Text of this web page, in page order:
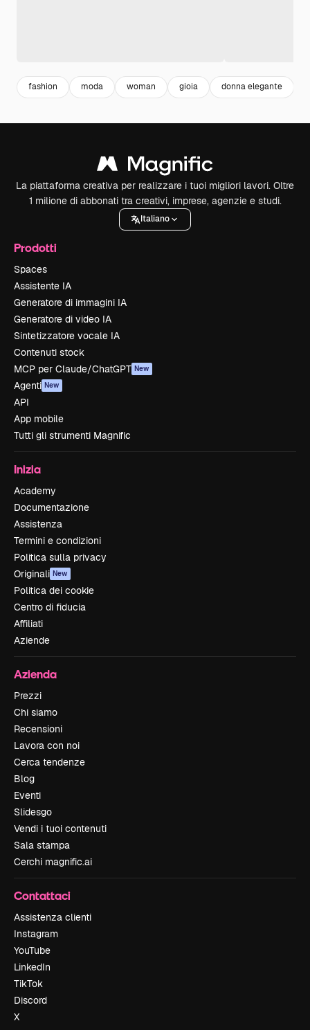
fashion moda woman gioia donna elegante
La piattaforma creativa per realizzare i tuoi migliori lavori. Oltre
1 milione di abbonati tra creativi, imprese, agenzie e studi.
Italiano
Prodotti
Spaces
Assistente IA
Generatore di immagini IA
Generatore di video IA
Sintetizzatore vocale IA
Contenuti stock
MCP per Claude/ChatGPT New
Agenti New
API
App mobile
Tutti gli strumenti Magnific
Inizia
Academy
Documentazione
Assistenza
Termini e condizioni
Politica sulla privacy
Originali New
Politica dei cookie
Centro di fiducia
Affiliati
Aziende
Azienda
Prezzi
Chi siamo
Recensioni
Lavora con noi
Cerca tendenze
Blog
Eventi
Slidesgo
Vendi i tuoi contenuti
Sala stampa
Cerchi magnific.ai
Contattaci
Assistenza clienti
Instagram
YouTube
LinkedIn
TikTok
Discord
X